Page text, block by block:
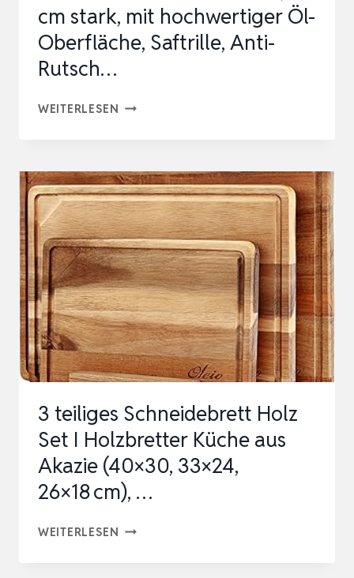
cm stark, mit hochwertiger Öl-
Oberfläche, Saftrille, Anti-
Rutsch…
WEITERLESEN SCHNEIDEBRETT
–
2,5
CM
STARK,
MIT
HOCHWERTIGER
ÖL-
OBERFLÄCHE,
SAFTRILLE,
RUTSCH…
3 teiliges Schneidebrett Holz
Set I Holzbretter Küche aus
Akazie (40×30, 33×24,
26×18 cm), …
WEITERLESEN 3